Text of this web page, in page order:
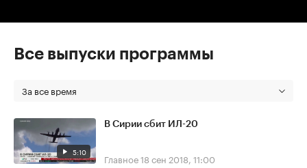
Все выпуски программы
За все время
5:10
В Сирии сбит ИЛ-20
Главное18 сен 2018, 11:00